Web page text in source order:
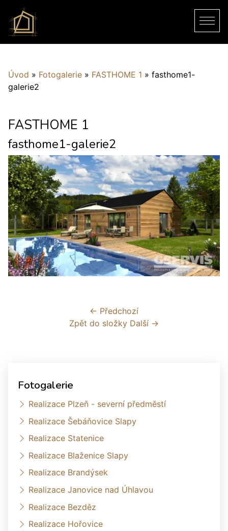
Úvod » Fotogalerie » FASTHOME 1 » fasthome1-
galerie2
FASTHOME 1
fasthome1-galerie2
← Předchozí
Zpět do složky Další →
Fotogalerie
Realizace Plzeň - severní předměstí
Realizace Šebáňovice Slapy
Realizace Statenice
Realizace Blaženice Slapy
Realizace Brandýsek
Realizace Janovice nad Úhlavou
Realizace Bezděz
Realizace Hořovice